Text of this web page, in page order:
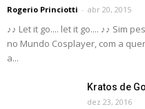
Rogerio Princiotti - abr 20, 2015
♪♪ Let it go.... let it go.... ♪♪ Sim
no Mundo Cosplayer, com a
a...
Kratos de
dez 23, 2016